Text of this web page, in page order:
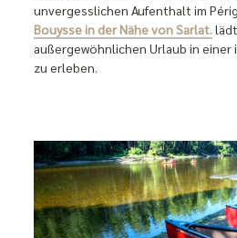
unvergesslichen Aufenthalt im
Bouysse in der Nähe von Sarlat.
außergewöhnlichen Urlaub in einer
zu erleben.